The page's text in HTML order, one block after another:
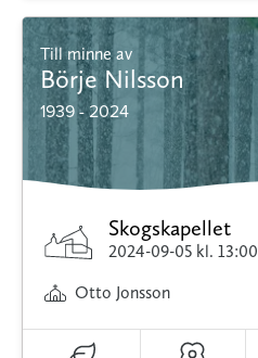
Till minne av
Börje Nilsson
1939 - 2024
Skogskapellet
2024-09-05 kl. 13:00
Otto Jonsson